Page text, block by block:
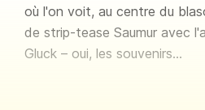
où l'on voit, au centre du
de strip-tease Saumur avec
Gluck – oui, les souvenirs…